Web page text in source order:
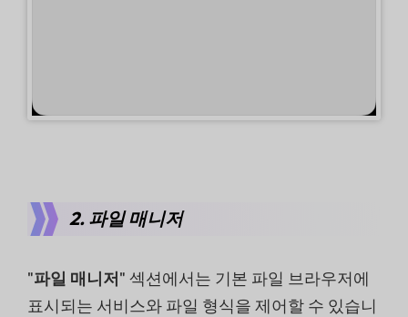
2. 파일 매니저
"파일 매니저 " 섹션에서는 기본 파일 브라우저에
표시되는 서비스와 파일 형식을 제어할 수 있습니